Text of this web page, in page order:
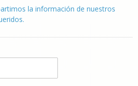
la información de nuestros